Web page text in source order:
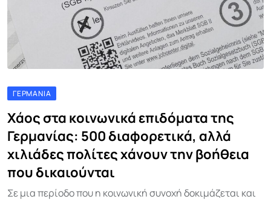
ΓΕΡΜΑΝΊΑ
Χάος στα κοινωνικά επιδόματα της
Γερμανίας: 500 διαφορετικά, αλλά
χιλιάδες πολίτες χάνουν την βοήθεια
που δικαιούνται
Σε μια περίοδο που η κοινωνική συνοχή δοκιμάζεται και